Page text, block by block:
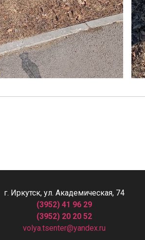
г. Иркутск, ул. Академическая, 74
(3952) 41 96 29
(3952) 20 20 52
volya.tsenter@yandex.ru